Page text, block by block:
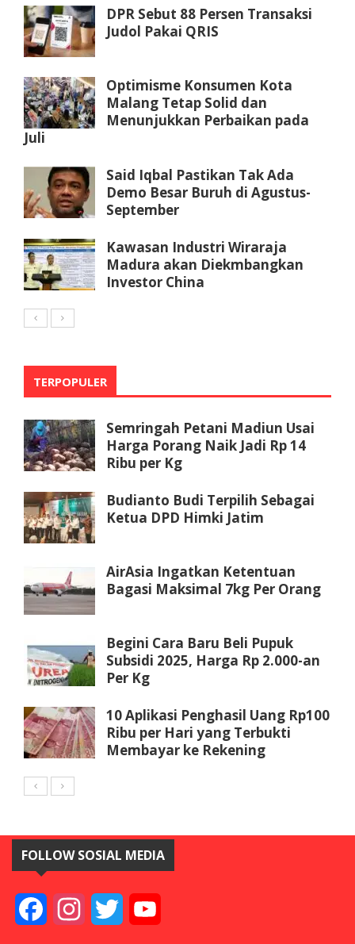
DPR Sebut 88 Persen Transaksi
Judol Pakai QRIS
Optimisme Konsumen Kota
Malang Tetap Solid dan
Menunjukkan Perbaikan pada
Juli
Said Iqbal Pastikan Tak Ada
Demo Besar Buruh di Agustus-
September
Kawasan Industri Wiraraja
Madura akan Diekmbangkan
Investor China
TERPOPULER
Semringah Petani Madiun Usai
Harga Porang Naik Jadi Rp 14
Ribu per Kg
Budianto Budi Terpilih Sebagai
Ketua DPD Himki Jatim
AirAsia Ingatkan Ketentuan
Bagasi Maksimal 7kg Per Orang
Begini Cara Baru Beli Pupuk
Subsidi 2025, Harga Rp 2.000-an
Per Kg
10 Aplikasi Penghasil Uang Rp100
Ribu per Hari yang Terbukti
Membayar ke Rekening
FOLLOW SOSIAL MEDIA
FacebookInstagramTwitter